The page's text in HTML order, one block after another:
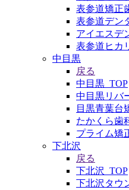
表参道矯正
表参道デン
アイエスデ
表参道ヒカ
中目黒
戻る
中目黒_TOP
中目黒リバ
目黒青葉台
たかくら歯
プライム矯
下北沢
戻る
下北沢_TOP
下北沢タウ